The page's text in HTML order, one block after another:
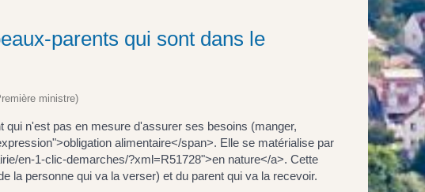
parents qui sont dans le
ministre)
qui n'est pas en mesure d'assurer ses besoins (manger,
alimentaire</span>. Elle se matérialise par
en-1-clic-demarches/?xml=R51728">en nature</a>. Cette
la personne qui va la verser) et du parent qui va la recevoir.